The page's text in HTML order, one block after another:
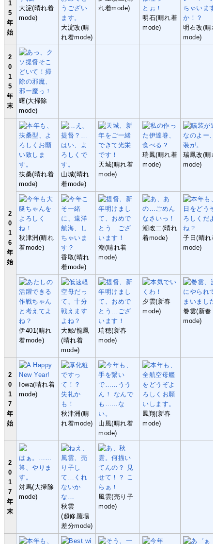
1
5
年
始
大淀(晴れ着
mode)
大淀改(晴
れ着mode)
れ着mode)
明石(晴れ着
mode)
明石改(晴
mode)
2
0
1
5
年
末
曙(大掃除
mode)
2
0
1
6
年
始
扶桑(晴れ着
mode)
山城(晴れ
着mode)
天城(晴れ着
mode)
瑞鳳(晴れ着
mode)
瑞鳳改(晴
mode)
秋津洲(晴れ
着mode)
香取(晴れ
着mode)
潮(晴れ着
mode)
潮改二(晴れ
着mode)
子日(晴れ
mode)
伊401(晴れ
着mode)
大鯨/龍鳳
(晴れ着
mode)
瑞穂(新春
mode)
夕雲(新春
mode)
巻雲(新春
mode)
2
0
1
7
年
始
Iowa(晴れ着
mode)
秋津洲(晴
れ着mode)
山風(晴れ着
mode)
鳳翔(新春
mode)
2
0
1
7
年
末
対馬(大掃除
mode)
秋雲
(超修羅場
差分mode)
風雲(売り子
mode)